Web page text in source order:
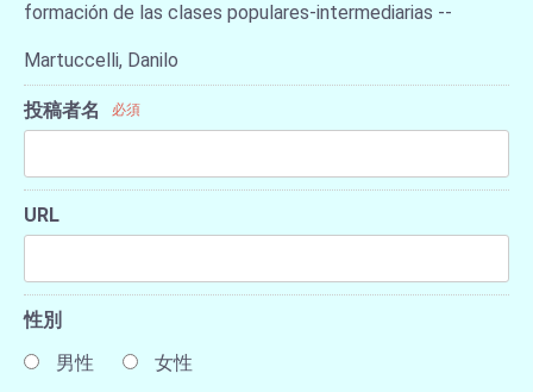
formación de las clases populares-intermediarias --
Martuccelli, Danilo
投稿者名 必須
URL
性別
男性
女性